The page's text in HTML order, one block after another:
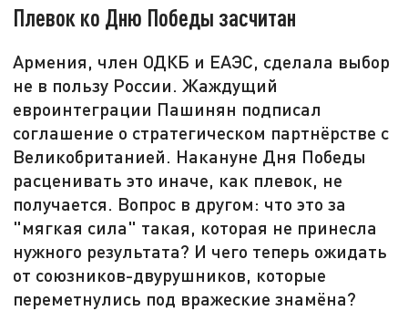
Плевок ко Дню Победы засчитан
Армения, член ОДКБ и ЕАЭС, сделала выбор
не в пользу России. Жаждущий
евроинтеграции Пашинян подписал
соглашение о стратегическом партнёрстве с
Великобританией. Накануне Дня Победы
расценивать это иначе, как плевок, не
получается. Вопрос в другом: что это за
"мягкая сила" такая, которая не принесла
нужного результата? И чего теперь ожидать
от союзников-двурушников, которые
переметнулись под вражеские знамёна?